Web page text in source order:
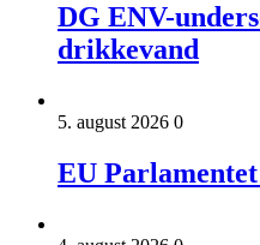
DG ENV-
drikkevand
5. august 2026 0
EU